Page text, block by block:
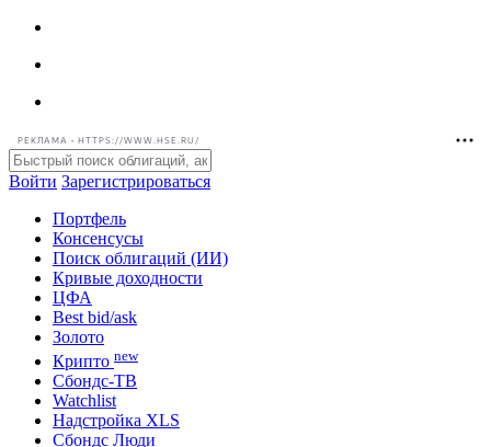
РЕКЛАМА • HTTPS://WWW.HSE.RU/
Войти Зарегистрироваться
Портфель
Консенсусы
Поиск облигаций (ИИ)
Кривые доходности
ЦФА
Best bid/ask
Золото
Крипто new